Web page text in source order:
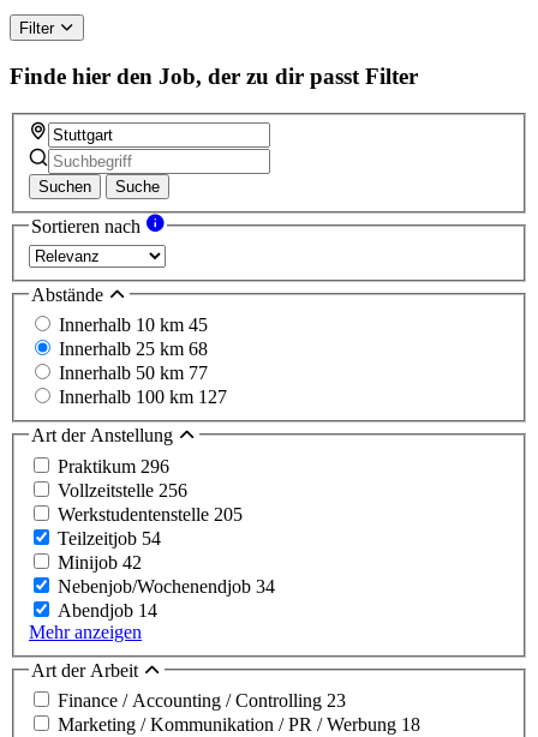
Filter
Finde hier den Job, der zu dir passt Filter
Suchen Suche
Sortieren nach
Abstände
Innerhalb 10 km 45
Innerhalb 25 km 68
Innerhalb 50 km 77
Innerhalb 100 km 127
Art der Anstellung
Praktikum 296
Vollzeitstelle 256
Werkstudentenstelle 205
Teilzeitjob 54
Minijob 42
Nebenjob/Wochenendjob 34
Abendjob 14
Mehr anzeigen
Art der Arbeit
Finance / Accounting / Controlling 23
Marketing / Kommunikation / PR / Werbung 18